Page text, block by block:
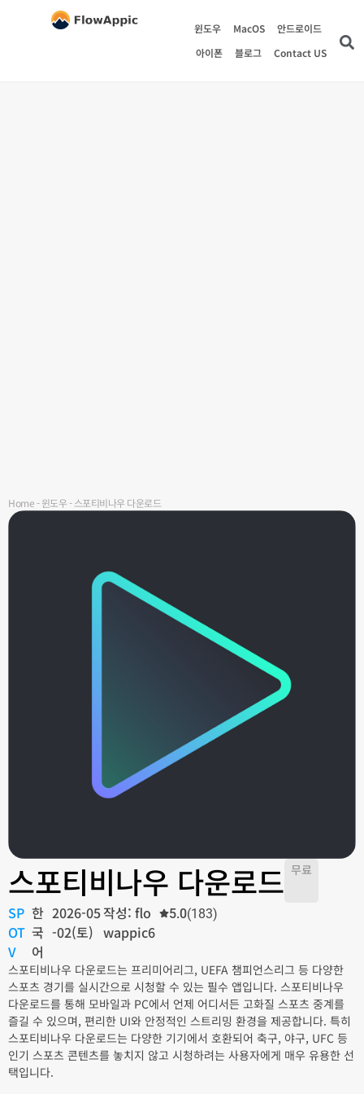
윈도우 MacOS
안드로이드
아이폰
블로그 Contact US
Home-윈도우-스포티비나우 다운로드
스포티비나우 다운로드 무료
SP
OT
V
한
국
어
2026-05
-02(토)
작성: flo
wappic6
5.0(183)
스포티비나우 다운로드는 프리미어리그, UEFA 챔피언스리그 등 다양한
스포츠 경기를 실시간으로 시청할 수 있는 필수 앱입니다. 스포티비나우
다운로드를 통해 모바일과 PC에서 언제 어디서든 고화질 스포츠 중계를
즐길 수 있으며, 편리한 UI와 안정적인 스트리밍 환경을 제공합니다. 특히
스포티비나우 다운로드는 다양한 기기에서 호환되어 축구, 야구, UFC 등
인기 스포츠 콘텐츠를 놓치지 않고 시청하려는 사용자에게 매우 유용한 선
택입니다.